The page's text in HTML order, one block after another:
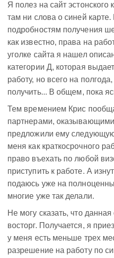
Я полез на сайт эстонского
там ни слова о синей
подробностям получения
как известно, права на
уголке сайта я нашел
категории Д, которая
работу, но всего на
получить... В общем, пока
Тем времением Крис
партнерами, оказывающими
предложили ему следующую
меня как краткосрочного
право въехать по любой
приступить к работе. А
подаюсь уже на
многие уже так делали.
Не могу сказать, что
восторг. Получается, я
у меня есть меньше трех
разрешение на работу по